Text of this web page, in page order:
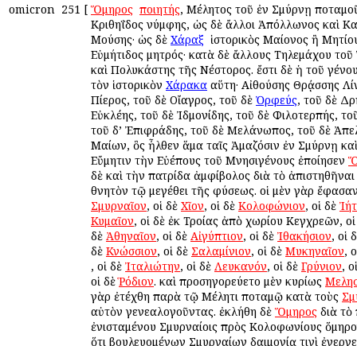
omicron 251 [ Ὅμηρος ποιητής, Μέλητος τοῦ ἐν Σμύρνῃ
Κριθηΐδος νύμφης, ὡς δὲ ἄλλοι Ἀπόλλωνος καὶ
Μούσης· ὡς δὲ Χάραξ ὁ ἱστορικὸς Μαίονος ἢ
Εὐμήτιδος μητρός· κατὰ δὲ ἄλλους Τηλεμάχου
καὶ Πολυκάστης τῆς Νέστορος. ἔστι δὲ ἡ τοῦ
τὸν ἱστορικὸν Χάρακα αὕτη· Αἰθούσης Θρᾴσσης
Πίερος, τοῦ δὲ Οἴαγρος, τοῦ δὲ Ὀρφεύς, τοῦ δὲ
Εὐκλέης, τοῦ δὲ Ἰδμονίδης, τοῦ δὲ Φιλοτερπής,
τοῦ δ’ Ἐπιφράδης, τοῦ δὲ Μελάνωπος, τοῦ δὲ
Μαίων, ὃς ἦλθεν ἅμα ταῖς Ἀμαζόσιν ἐν Σμύρνῃ
Εὔμητιν τὴν Εὐέπους τοῦ Μνησιγένους ἐποίησεν
δὲ καὶ τὴν πατρίδα ἀμφίβολος διὰ τὸ ἀπιστηθῆναι
θνητὸν τῷ μεγέθει τῆς φύσεως. οἱ μὲν γὰρ
Σμυρναῖον, οἱ δὲ Χῖον, οἱ δὲ Κολοφώνιον, οἱ δὲ
Κυμαῖον, οἱ δὲ ἐκ Τροίας ἀπὸ χωρίου Κεγχρεῶν,
δὲ Ἀθηναῖον, οἱ δὲ Αἰγύπτιον, οἱ δὲ Ἰθακήσιον, οἱ
δὲ Κνώσσιον, οἱ δὲ Σαλαμίνιον, οἱ δὲ Μυκηναῖον,
, οἱ δὲ Ἰταλιώτην, οἱ δὲ Λευκανόν, οἱ δὲ Γρύνιον,
οἱ δὲῬόδιον. καὶ προσηγορεύετο μὲν κυρίως
γὰρ ἐτέχθη παρὰ τῷ Μέλητι ποταμῷ κατὰ τοὺς
αὐτὸν γενεαλογοῦντας. ἐκλήθη δὲ Ὅμηρος διὰ
ἐνισταμένου Σμυρναίοις πρὸς Κολοφωνίους
ὅτι βουλευομένων Σμυρναίων δαιμονίᾳ τινὶ